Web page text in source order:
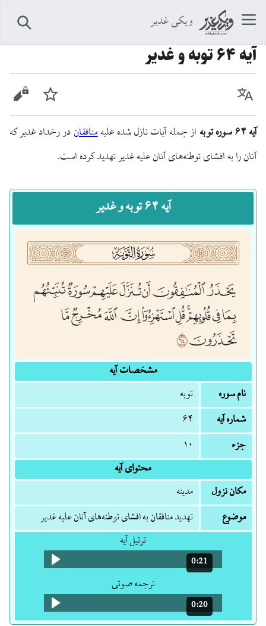
ویکی غدیر
آيه ۶۴ توبه و غدیر
زبان پیگیری
آیه ۶۴ سوره توبه از جمله آیات نازل شده علیهمنافقاندر رخداد غدیر که
آنان را به افشای توطئه‌های آنان علیه غدیر تهدید کرده است.
آیه ۶۴ توبه و غدیر
مشخصات آیه
نام سوره
توبه
شماره آیه
۶۴
جزء
۱۰
محتوای آیه
مکان نزول
مدینه
موضوع
تهدید منافقان به افشای توطئه‌های آنان علیه غدیر
ترتیل آیه
مدت: 21 ثانیه
0:21
ترجمه صوتی
مدت: 20 ثانیه
0:20